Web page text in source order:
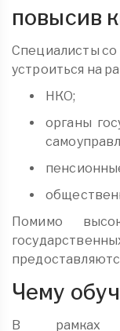
повысив
Специалисты со
устроиться на
НКО;
органы
Помимо
Чему
В рамках